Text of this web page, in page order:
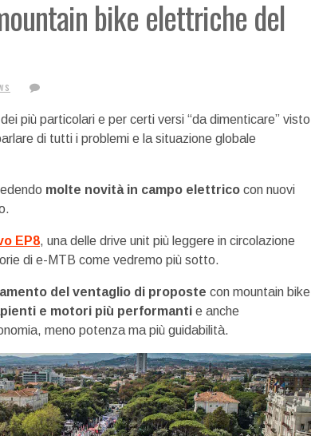
bike elettriche del
più particolari e per certi versi “da dimenticare” visto
di tutti i problemi e la situazione globale
molte novità in campo elettrico con nuovi
EP8, una delle drive unit più leggere in circolazione
di e-MTB come vedremo più sotto.
del ventaglio di proposte con mountain bike
e motori più performanti e anche
meno potenza ma più guidabilità.